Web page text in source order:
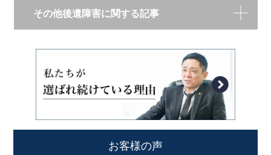
その他後遺障害に関する記事
お客様の声